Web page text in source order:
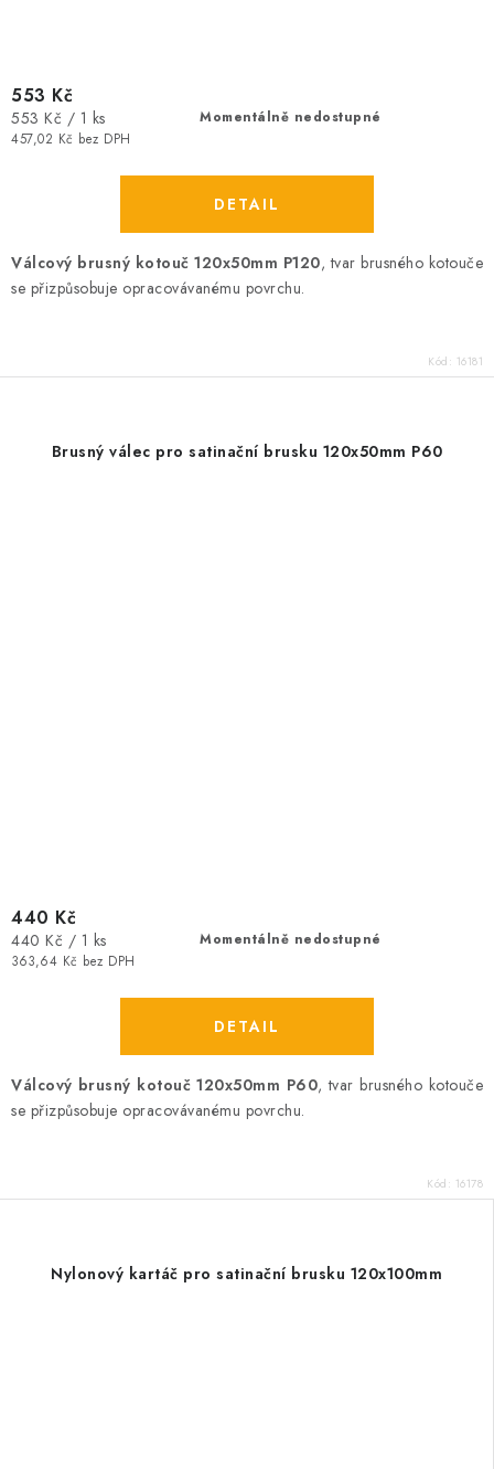
Momentálně nedostupné
457,02 Kč bez DPH
553 Kč
Měrná
cena:
553 Kč / 1 ks
Válcový brusný kotouč 120x50mm P120, tvar brusného kotouče
se přizpůsobuje opracovávanému povrchu.
Kód: 16181
Brusný válec pro satinační brusku 120x50mm P60
Momentálně nedostupné
363,64 Kč bez DPH
440 Kč
Měrná
cena:
440 Kč / 1 ks
Válcový brusný kotouč 120x50mm P60, tvar brusného kotouče
se přizpůsobuje opracovávanému povrchu.
Kód: 16178
Nylonový kartáč pro satinační brusku 120x100mm